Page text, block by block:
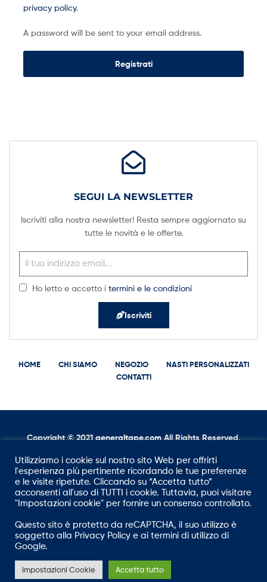
privacy policy.
A password will be sent to your email address.
Registrati
SEGUI LA NEWSLETTER
Iscriviti alla nostra newsletter! Resta sempre aggiornato su
tutte le novità e le offerte.
Ho letto e accetto itermini e le condizioni
Iscriviti
HOME CHI SIAMO NEGOZIO
NASTI PERSONALIZZATI
CONTATTI
Copyright © 2021generaltape.comAll Rights Reserved.
Utilizziamo i cookie sul nostro sito Web per offrirti
l'esperienza più pertinente ricordando le tue preferenze
e le visite ripetute. Cliccando su “Accetta tutto”
acconsenti all'uso di TUTTI i cookie. Tuttavia, puoi visitare
"Impostazioni cookie" per fornire un consenso controllato.
Questo sito è protetto da reCAPTCHA, il suo utilizzo è
soggetto alla Privacy Policy e ai termini di utilizzo di
Google.
Impostazioni Cookie Accetta tutto